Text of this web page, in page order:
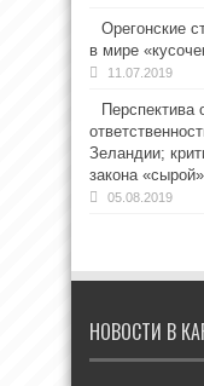
Орегонские
в мире
11.07.2019
Перспектива
Зеландии;
закона «сырой»
05.08.2019
НОВОСТИ В